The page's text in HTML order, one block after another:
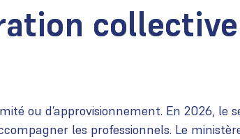
ou d’approvisionnement. En 2026, le
les professionnels. Le